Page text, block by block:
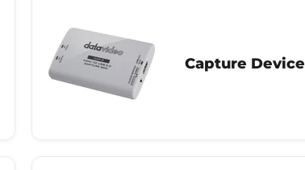
Capture Device